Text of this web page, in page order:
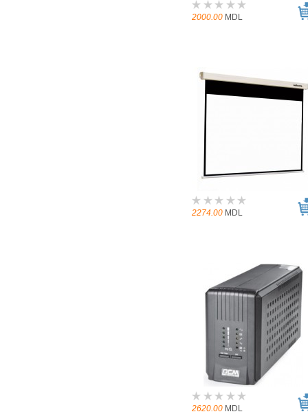
2000.00 MDL
2274.00 MDL
2620.00 MDL